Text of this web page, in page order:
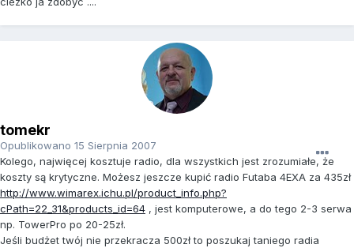
tomekr
Opublikowano 15 Sierpnia 2007
Kolego, najwięcej kosztuje radio, dla wszystkich jest zrozumiałe, że
koszty są krytyczne. Możesz jeszcze kupić radio Futaba 4EXA za 435zł
http://www.wimarex.ichu.pl/product_info.php?
cPath=22_31&products_id=64 , jest komputerowe, a do tego 2-3 serwa
np. TowerPro po 20-25zł.
Jeśli budżet twój nie przekracza 500zł to poszukaj taniego radia